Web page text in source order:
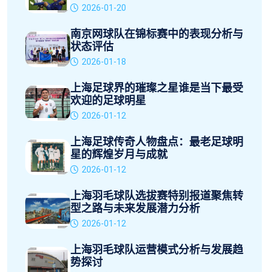
2026-01-20
南京网球队在锦标赛中的表现分析与
状态评估
2026-01-18
上海足球界的璀璨之星谁是当下最受
欢迎的足球明星
2026-01-12
上海足球传奇人物盘点：最老足球明
星的辉煌岁月与成就
2026-01-12
上海羽毛球队选拔赛特别报道聚焦转
型之路与未来发展潜力分析
2026-01-12
上海羽毛球队运营模式分析与发展趋
势探讨